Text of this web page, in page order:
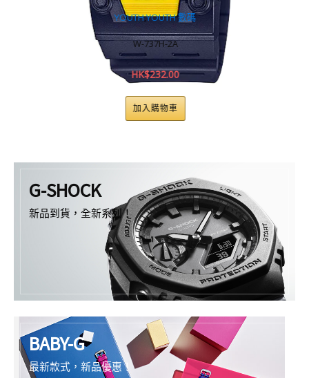
YOUTH 數碼
W-737H-2A
G-SHOCK
新品到貨，全新系列！
BABY-G
最新款式，新品優惠！